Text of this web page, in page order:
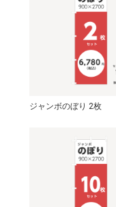
ジャンボのぼり 2枚